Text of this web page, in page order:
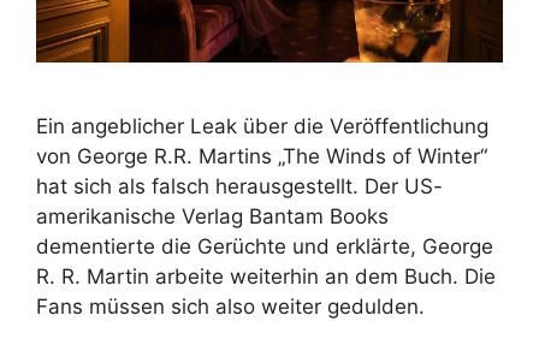
Ein angeblicher Leak über die Veröffentlichung
von George R.R. Martins „The Winds of Winter“
hat sich als falsch herausgestellt. Der US-
amerikanische Verlag Bantam Books
dementierte die Gerüchte und erklärte, George
R. R. Martin arbeite weiterhin an dem Buch. Die
Fans müssen sich also weiter gedulden.